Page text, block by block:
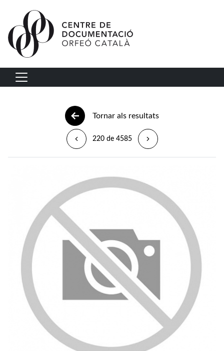
Vés al contingut
Navegació principal
Tornar als resultats
220 de 4585